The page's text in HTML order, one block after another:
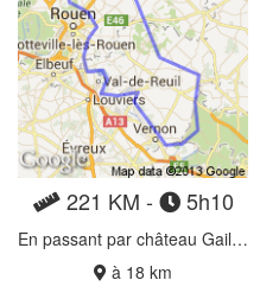
221 KM - 5h10
En passant par château Gaillard...
à 18 km